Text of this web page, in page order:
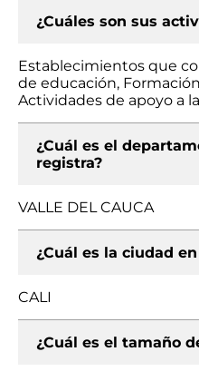
¿Cuáles son sus
Establecimientos que
de educación,
Actividades de apoyo a
¿Cuál es el
registra?
VALLE DEL CAUCA
¿Cuál es la ciudad
CALI
¿Cuál es el tamaño